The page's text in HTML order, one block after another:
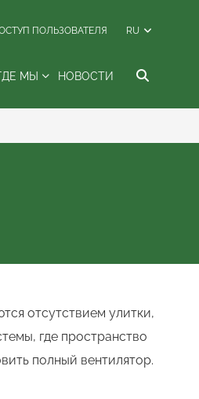
ПОЛЬЗОВАТЕЛЯ RU
МЫ НОВОСТИ
отсутствием улитки,
где пространство
полный вентилятор.